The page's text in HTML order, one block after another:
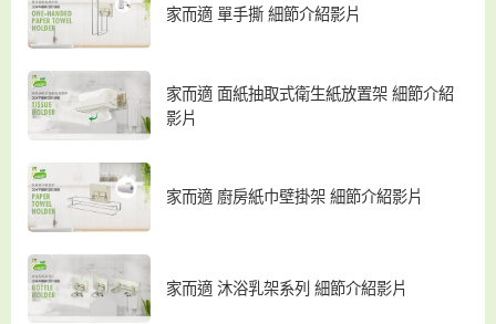
家而適 單手撕 細節介紹影片
家而適 面紙抽取式衛生紙放置架 細節介紹
影片
家而適 廚房紙巾壁掛架 細節介紹影片
家而適 沐浴乳架系列 細節介紹影片